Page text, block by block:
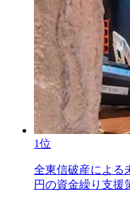
1位
全東信破産による
円の資金繰り支援